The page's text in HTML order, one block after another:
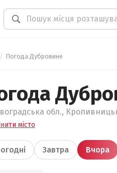
Погода Дубровине
обл.,
місто
Завтра Вчора